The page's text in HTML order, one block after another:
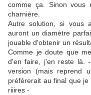
comme ça. Sinon vous
charnière.
Autre solution, si vous
auront un diamètre
jouable d'obtenir un
Comme je doute que
d'en faire, j'en reste là.
version (mais reprend
préférerait au final que
riiires -